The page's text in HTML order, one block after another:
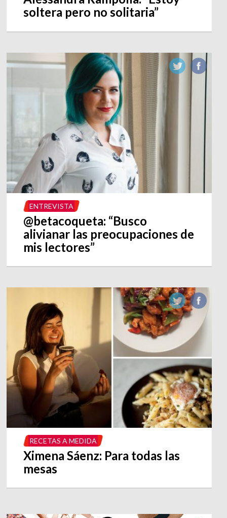
soltera pero no solitaria”
ENTREVISTA
@betacoqueta: “Busco
alivianar las preocupaciones de
mis lectores”
RECETAS A MEDIDA
Ximena Sáenz: Para todas las
mesas